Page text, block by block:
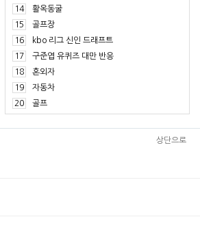
14
활옥동굴
15
골프장
16
kbo 리그 신인 드래프트
17
구준엽 유퀴즈 대만 반응
18
혼외자
19
자동차
20
골프
상단으로